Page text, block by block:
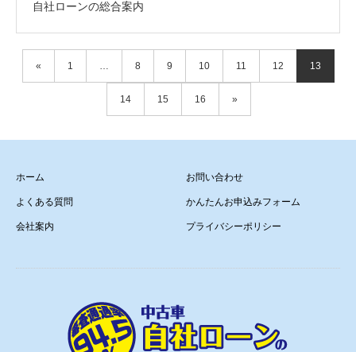
自社ローンの総合案内
« 1 … 8 9 10 11 12 13
14 15 16 »
ホーム
よくある質問
会社案内
お問い合わせ
かんたんお申込みフォーム
プライバシーポリシー